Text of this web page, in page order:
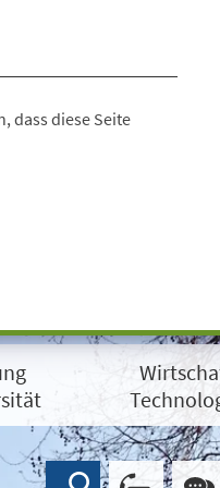
dass diese Seite